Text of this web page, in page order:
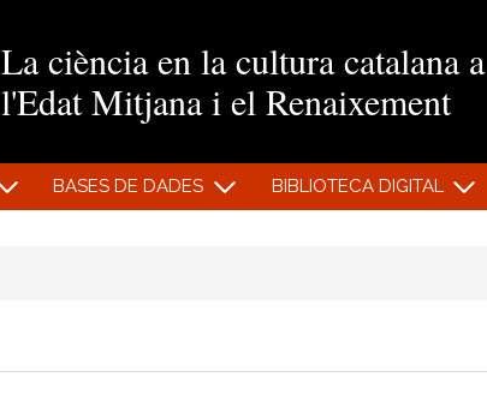
La ciència en la cultura catalana a
l'Edat Mitjana i el Renaixement
BASES DE DADES BIBLIOTECA DIGITAL